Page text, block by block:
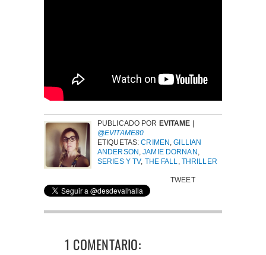
PUBLICADO POR EVITAME
@EVITAME80
ETIQUETAS:CRIMEN ,GILLIAN
ANDERSON ,JAMIE DORNAN ,
SERIES Y TV, THE FALL, THRILLER
TWEET
1 COMENTARIO: